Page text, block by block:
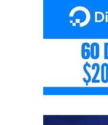
anh) – Hàng chính hãng